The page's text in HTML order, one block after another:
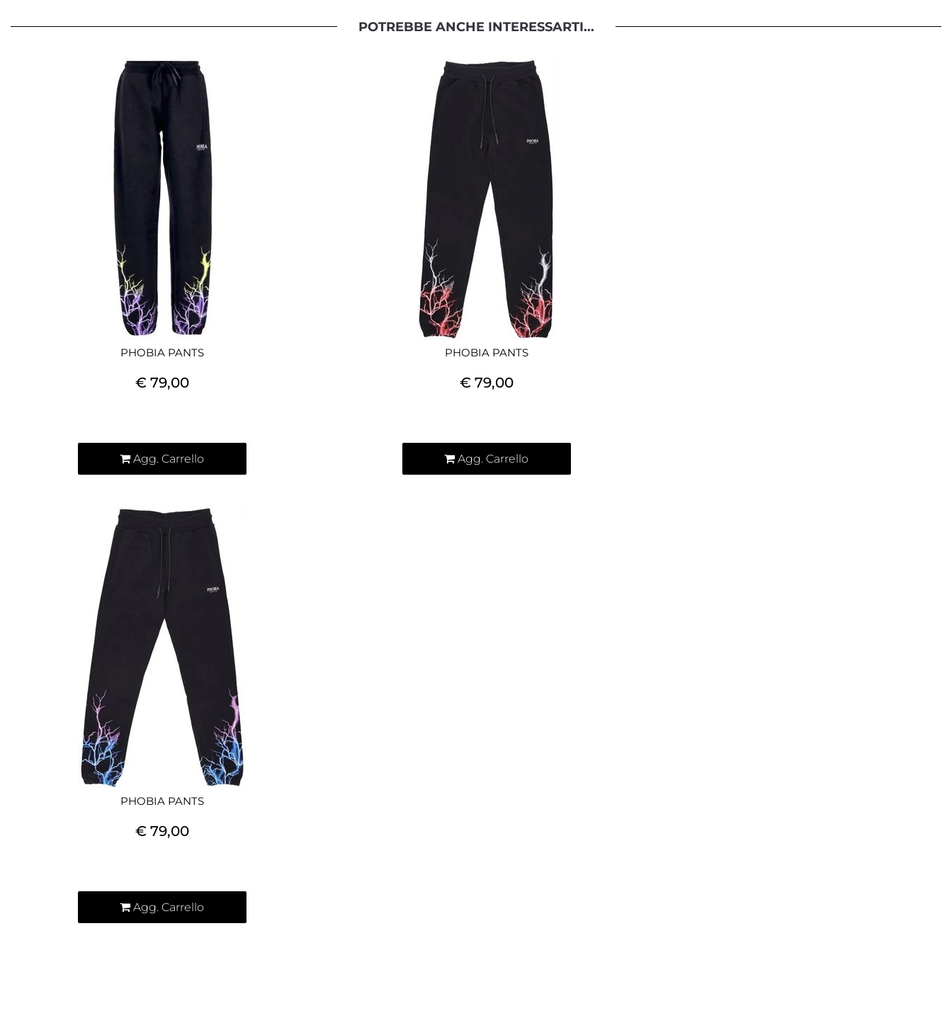
POTREBBE ANCHE INTERESSARTI...
PHOBIA PANTS
€ 79,00
Agg. Carrello
PHOBIA PANTS
€ 79,00
Agg. Carrello
PHOBIA PANTS
€ 79,00
Agg. Carrello